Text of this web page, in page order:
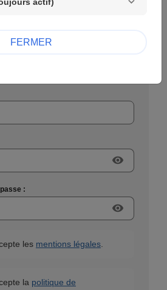
compte
visibility
:
visibility
les mentions légales
la politique de
FERMER